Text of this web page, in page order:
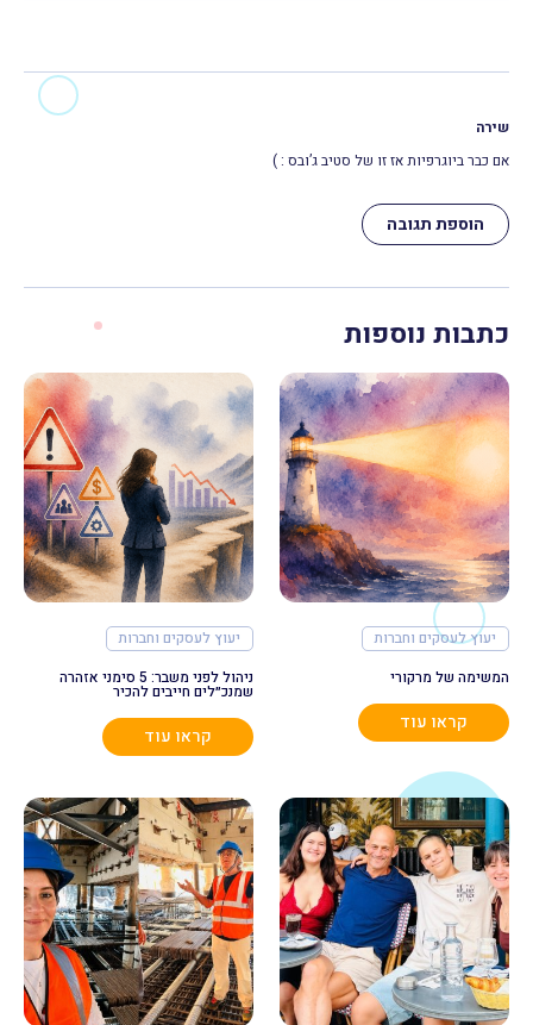
שירה
אם כבר ביוגרפיות אז זו של סטיב ג’ובס : )
הוספת תגובה
כתבות נוספות
יעוץ לעסקים וחברות
המשימה של מרקורי
קראו עוד
יעוץ לעסקים וחברות
ניהול לפני משבר: 5 סימני אזהרה
שמנכ״לים חייבים להכיר
קראו עוד